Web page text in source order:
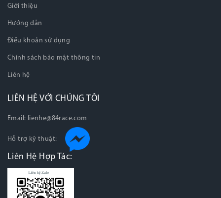
Giới thiệu
Hướng dẫn
Điều khoản sử dụng
Chính sách bảo mật thông tin
Liên hệ
LIÊN HỆ VỚI CHÚNG TÔI
Email: lienhe@84race.com
Hỗ trợ kỹ thuật:
Liên Hệ Hợp Tác: